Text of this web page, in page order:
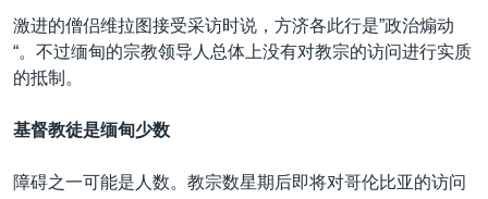
激进的僧侣维拉图接受采访时说，方济各此行是”政治煽动
“。不过缅甸的宗教领导人总体上没有对教宗的访问进行实质
的抵制。
基督教徒是缅甸少数
障碍之一可能是人数。教宗数星期后即将对哥伦比亚的访问